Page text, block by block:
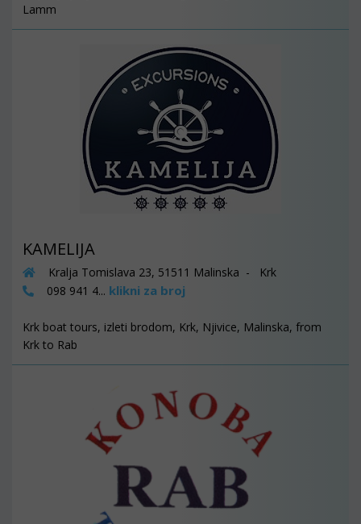
Lamm
KAMELIJA
Kralja Tomislava 23, 51511 Malinska - Krk
098 941 4... klikni za broj
Krk boat tours, izleti brodom, Krk, Njivice, Malinska, from
Krk to Rab